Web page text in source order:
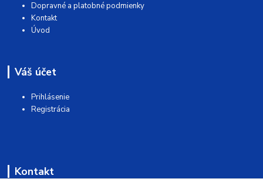
Dopravné a platobné podmienky
Kontakt
Úvod
Váš účet
Prihlásenie
Registrácia
Kontakt